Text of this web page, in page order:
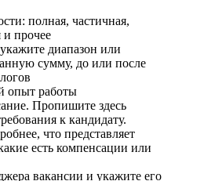
полная, частичная,
и прочее
диапазон или
сумму, до или после
опыт работы
Пропишите здесь
к кандидату.
что представляет
есть компенсации или
вакансии и укажите его